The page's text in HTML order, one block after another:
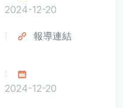
2024-12-20
報導連結
2024-12-20